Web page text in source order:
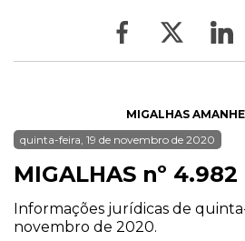
MIGALHAS
quinta-feira, 19 de novembro de 2020
MIGALHAS nº 4.982
Informações jurídicas de
novembro de 2020.